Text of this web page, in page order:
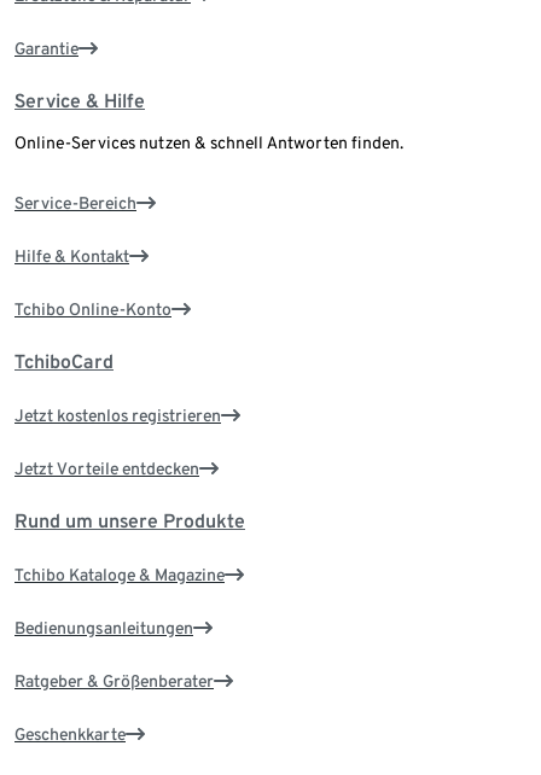
Garantie
Service & Hilfe
Online-Services nutzen & schnell Antworten finden.
Service-Bereich
Hilfe & Kontakt
Tchibo Online-Konto
TchiboCard
Jetzt kostenlos registrieren
Jetzt Vorteile entdecken
Rund um unsere Produkte
Tchibo Kataloge & Magazine
Bedienungsanleitungen
Ratgeber & Größenberater
Geschenkkarte